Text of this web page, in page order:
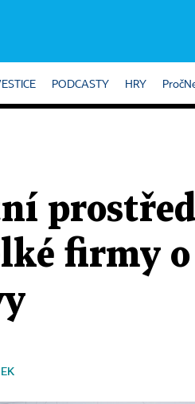
PODCASTY HRY
firmy